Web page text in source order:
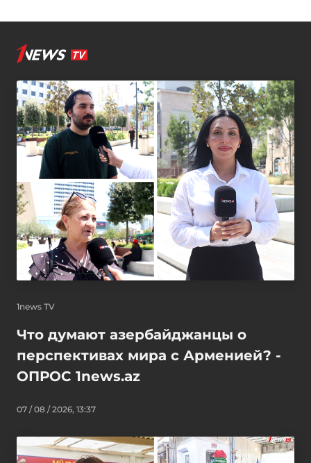
1news TV
Что думают азербайджанцы о
перспективах мира с Арменией? -
ОПРОС 1news.az
07 / 08 / 2026, 13:37